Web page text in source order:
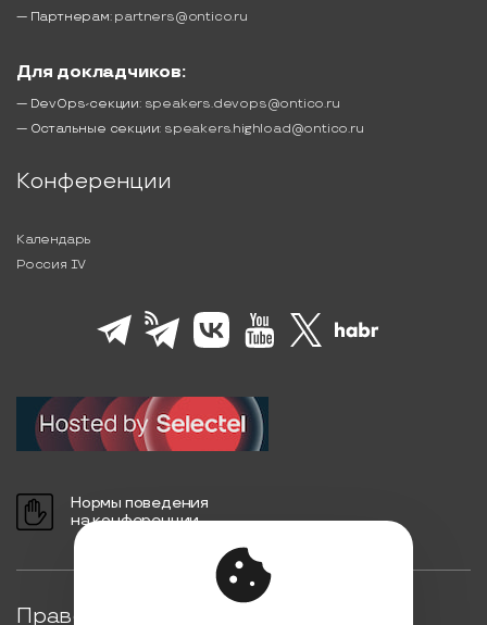
— Партнерам: partners@ontico.ru
Для докладчиков:
— DevOps-секции: speakers.devops@ontico.ru
— Остальные секции: speakers.highload@ontico.ru
Конференции
Календарь
Россия IV
Нормы поведения
на конференции
Правовая информация